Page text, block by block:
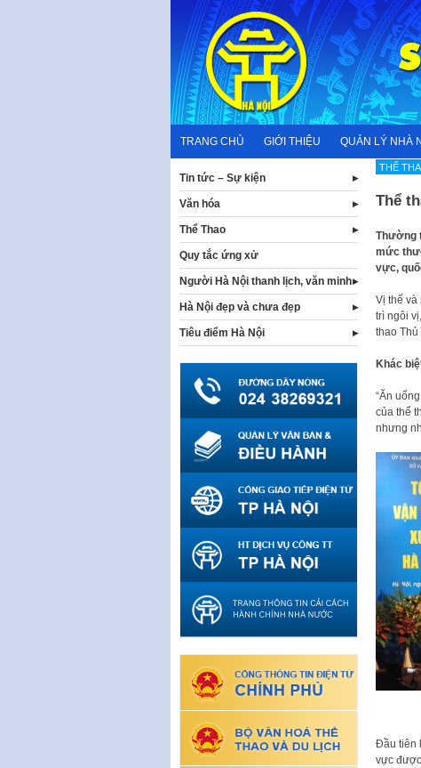
content
TRANG CHỦ GIỚI THIỆU QUẢN LÝ NHÀ
THẾ
Thể
Thường
mức
vực,
Vị thế và
trì ngôi
thao Thủ
Khác
“Ăn
của thể
nhưng
Đầu tiên
vực
Tin tức – Sự kiện
Văn hóa
Thể Thao
Quy tắc ứng xử
Người Hà Nội thanh lịch, văn minh
Hà Nội đẹp và chưa đẹp
Tiêu điểm Hà Nội